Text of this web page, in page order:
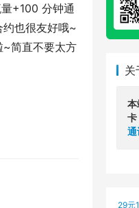
+100 分钟通
也很友好哦~
~简直不要太方
关
本
卡
通
29元